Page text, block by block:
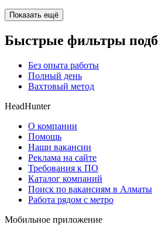
Показать ещё
Быстрые фильтры
Без опыта работы
Полный день
Вахтовый метод
HeadHunter
О компании
Помощь
Наши вакансии
Реклама на сайте
Требования к ПО
Каталог компаний
Поиск по вакансиям в Алматы
Работа рядом с метро
Мобильное приложение